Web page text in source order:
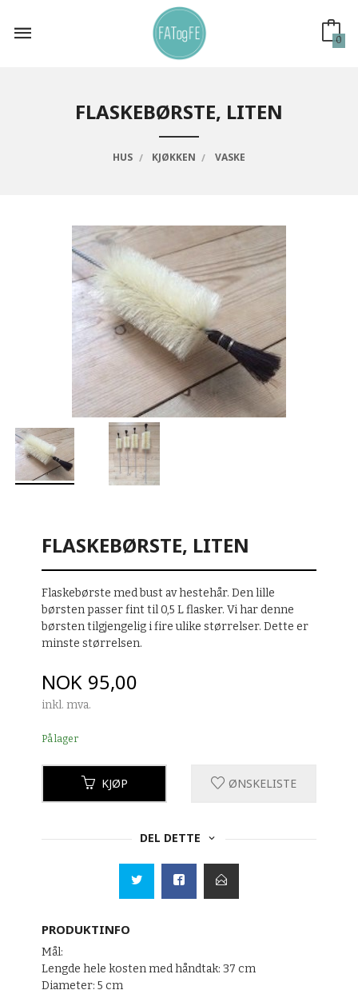
innholdet
0
FLASKEBØRSTE, LITEN
HUS KJØKKEN VASKE
FLASKEBØRSTE, LITEN
Flaskebørste med bust av hestehår. Den lille
børsten passer fint til 0,5 L flasker. Vi har denne
børsten tilgjengelig i fire ulike størrelser. Dette er
minste størrelsen.
Pris
NOK 95,00
inkl. mva.
På lager
KJØP ØNSKELISTE
DEL DETTE
PRODUKTINFO
Mål:
Lengde hele kosten med håndtak: 37 cm
Diameter: 5 cm